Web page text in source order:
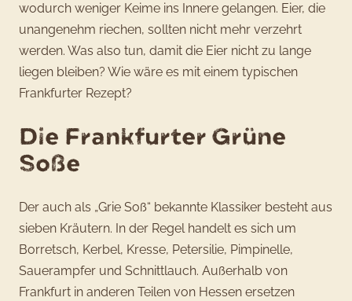
wodurch weniger Keime ins Innere gelangen. Eier, die
unangenehm riechen, sollten nicht mehr verzehrt
werden. Was also tun, damit die Eier nicht zu lange
liegen bleiben? Wie wäre es mit einem typischen
Frankfurter Rezept?
Die Frankfurter Grüne
Soße
Der auch als „Grie Soß“ bekannte Klassiker besteht aus
sieben Kräutern. In der Regel handelt es sich um
Borretsch, Kerbel, Kresse, Petersilie, Pimpinelle,
Sauerampfer und Schnittlauch. Außerhalb von
Frankfurt in anderen Teilen von Hessen ersetzen